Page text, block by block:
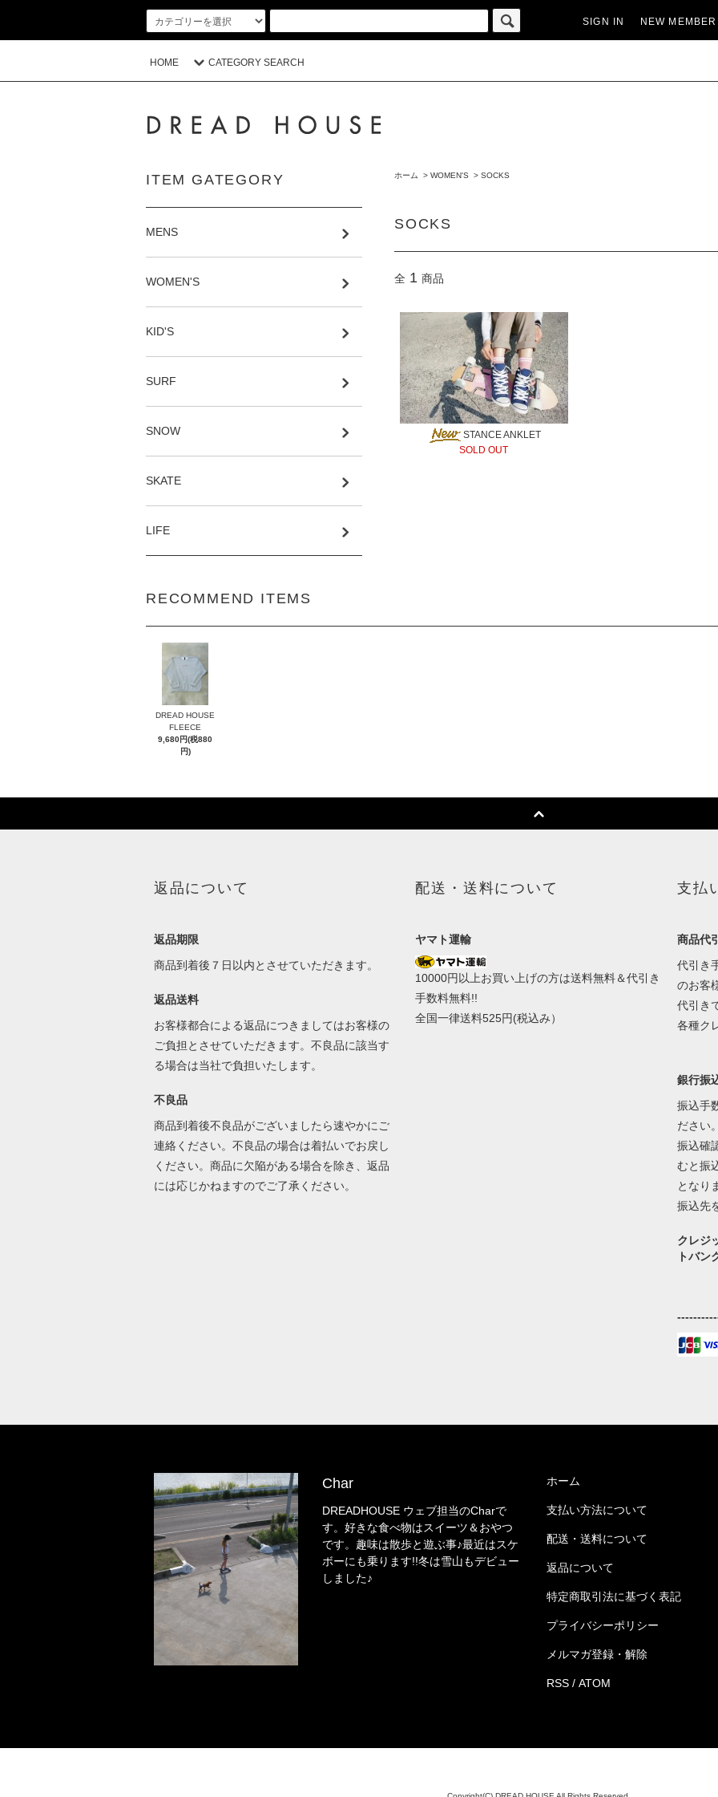
SIGN IN NEW MEMBER
HOME CATEGORY SEARCH
ホーム > WOMEN'S > SOCKS
SOCKS
全 1 商品
STANCE ANKLET
SOLD OUT
ITEM GATEGORY
MENS
WOMEN'S
KID'S
SURF
SNOW
SKATE
LIFE
RECOMMEND ITEMS
DREAD HOUSE
FLEECE
9,680円(税880
円)
返品について
返品期限
商品到着後７日以内とさせていただきます。
返品送料
お客様都合による返品につきましてはお客様の
ご負担とさせていただきます。不良品に該当す
る場合は当社で負担いたします。
不良品
商品到着後不良品がございましたら速やかにご
連絡ください。不良品の場合は着払いでお戻し
ください。商品に欠陥がある場合を除き、返品
には応じかねますのでご了承ください。
配送・送料について
ヤマト運輸
10000円以上お買い上げの方は送料無料＆代引き
手数料無料!!
全国一律送料525円(税込み）
支払
商品代
代引き
のお客
代引き
各種ク
銀行振
振込手
ださい。
振込確
むと振
となり
振込先
クレジ
トバン
Char
DREADHOUSE ウェブ担当のCharで
す。好きな食べ物はスイーツ＆おやつ
です。趣味は散歩と遊ぶ事♪最近はスケ
ボーにも乗ります!!冬は雪山もデビュー
しました♪
ホーム
支払い方法について
配送・送料について
返品について
特定商取引法に基づく表記
プライバシーポリシー
メルマガ登録・解除
RSS/ ATOM